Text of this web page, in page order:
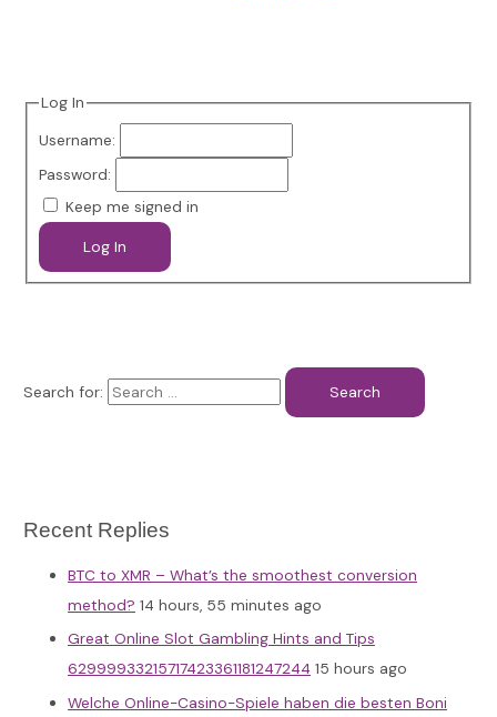
Log In
Username:
Password:
Keep me signed in
Log In
Search for:
Recent Replies
BTC to XMR – What’s the smoothest conversion
method? 14 hours, 55 minutes ago
Great Online Slot Gambling Hints and Tips
62999933215717423361181247244 15 hours ago
Welche Online-Casino-Spiele haben die besten Boni